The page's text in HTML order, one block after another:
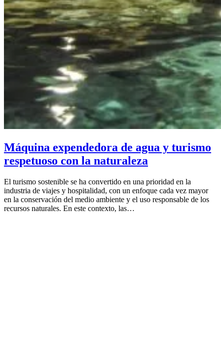
Máquina expendedora de agua y turismo
respetuoso con la naturaleza
El turismo sostenible se ha convertido en una prioridad en la
industria de viajes y hospitalidad, con un enfoque cada vez mayor
en la conservación del medio ambiente y el uso responsable de los
recursos naturales. En este contexto, las…